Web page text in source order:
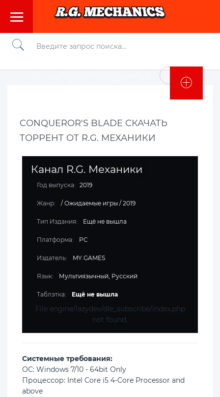
Войти
CONQUEROR'S BLADE СКАЧАТЬ
ТОРРЕНТ ОТ R.G. МЕХАНИКИ
Канал R.G. Механики
Год выпуска: 2019
Жанр: / Ожидаемые игры / 2019
Тип Издания: Ещё не вышла
Платформа: PC
Издатель: MY.GAMES
Язык: Мультиязычный, Русский
Таблэтка: Ещё не вышла
File engine/lazydev/dle_subscribe/index.php
not found.
Cистемные требования:
ОС: Windows 7/10 - 64bit Only
Процессор: Intel Core i5 4-Core Processor and
above